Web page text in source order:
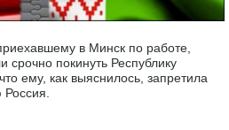
в Минск по работе,
срочно покинуть Республику
ему, как выяснилось, запретила